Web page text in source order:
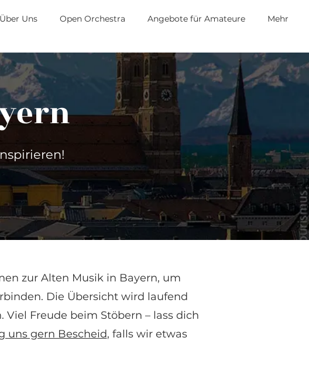
Über Uns Open Orchestra Angebote für Amateure
Mehr
zur Alten Musik in Bayern, um
Die Übersicht wird laufend
Freude beim Stöbern – lass dich
uns gern Bescheid, falls wir etwas